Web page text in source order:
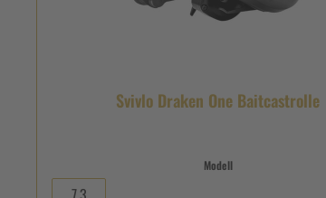
Svivlo Draken One Baitcastrolle
Modell